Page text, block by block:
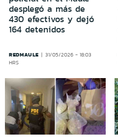
desplegó a más de
430 efectivos y dejó
164 detenidos
REDMAULE
31/05/2026 - 18:03
HRS